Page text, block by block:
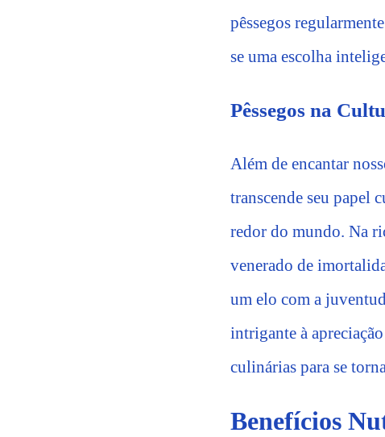
pêssegos
se uma escolha
Pêssegos na
Além de encantar
transcende seu papel
redor do mundo. Na
venerado de
um elo com a
intrigante à
culinárias para se
Benefícios